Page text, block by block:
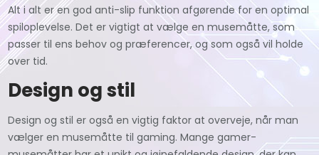
Alt i alt er en god anti-slip funktion afgørende for en optimal
spiloplevelse. Det er vigtigt at vælge en musemåtte, som
passer til ens behov og præferencer, og som også vil holde
over tid.
Design og stil
Design og stil er også en vigtig faktor at overveje, når man
vælger en musemåtte til gaming. Mange gamer-